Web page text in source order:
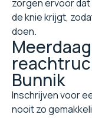
zorgen ervoor
de knie krijgt,
doen.
Bunnik
Inschrijven voor
nooit zo